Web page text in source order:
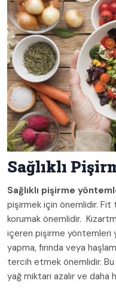
Sağlıklı
Sağlıklı pişirme
pişirmek için önemlidir. Fit
korumak önemlidir.
içeren pişirme yöntemleri
yapma, fırında veya
tercih etmek önemlidir.
yağ miktarı azalır ve